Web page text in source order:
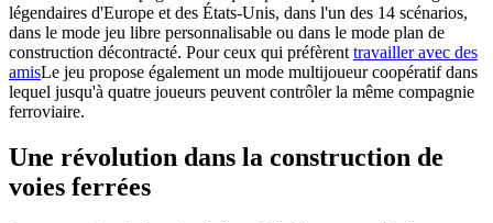
légendaires d'Europe et des États-Unis, dans l'un des 14 scénarios,
dans le mode jeu libre personnalisable ou dans le mode plan de
construction décontracté. Pour ceux qui préfèrent travailler avec des
amisLe jeu propose également un mode multijoueur coopératif dans
lequel jusqu'à quatre joueurs peuvent contrôler la même compagnie
ferroviaire.
Une révolution dans la construction de
voies ferrées